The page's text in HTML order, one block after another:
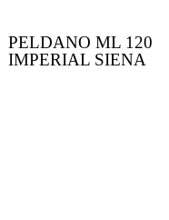
PELDANO ML 120
IMPERIAL SIENA